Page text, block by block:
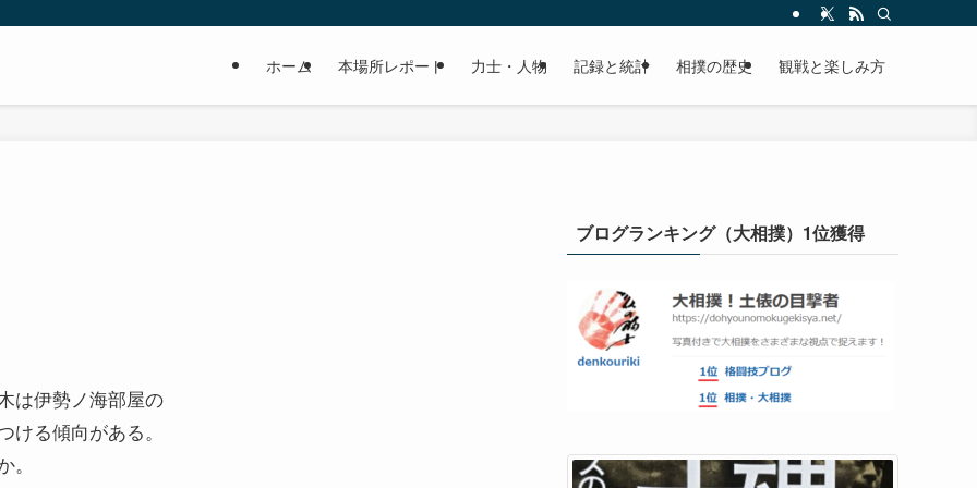
ホーム 本場所レポート 力士・人物 記録と統計 相撲の歴史 観戦と楽しみ方
は伊勢ノ海部屋の
る傾向がある。
ブログランキング（大相撲）1位獲得